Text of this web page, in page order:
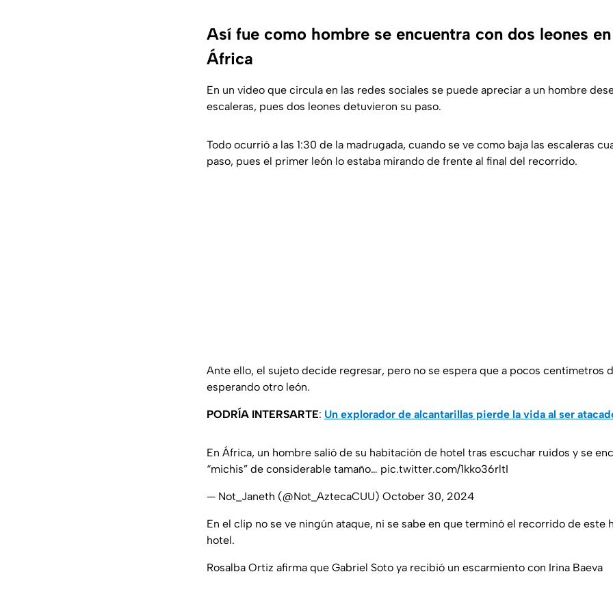
Así fue como hombre se encuentra con dos leones
África
En un video que circula en las redes sociales se puede apreciar a un hombre
escaleras, pues dos leones detuvieron su paso.
Todo ocurrió a las 1:30 de la madrugada, cuando se ve como baja las escaleras
paso, pues el primer león lo estaba mirando de frente al final del recorrido.
Ante ello, el sujeto decide regresar, pero no se espera que a pocos centímetros
esperando otro león.
PODRÍA INTERSARTE: Un explorador de alcantarillas pierde la vida al ser
En África, un hombre salió de su habitación de hotel tras escuchar ruidos y se
“michis” de considerable tamaño… pic.twitter.com/1kko36rltI
— Not_Janeth (@Not_AztecaCUU) October 30, 2024
En el clip no se ve ningún ataque, ni se sabe en que terminó el recorrido de este
hotel.
Rosalba Ortiz afirma que Gabriel Soto ya recibió un escarmiento con Irina Baeva